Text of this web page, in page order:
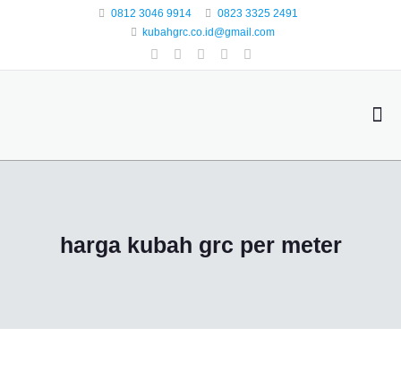
0812 3046 9914
0823 3325 2491
kubahgrc.co.id@gmail.com
harga kubah grc per meter